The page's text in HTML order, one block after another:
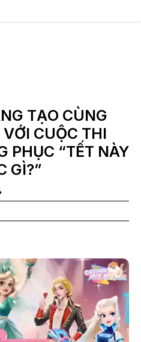
tin công nghệ
TẠO CÙNG
CUỘC THI
PHỤC “TẾT NÀY
GÌ?”